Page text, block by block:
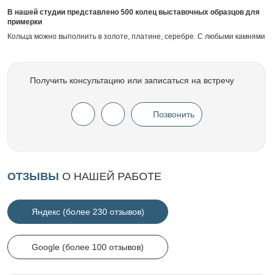
В нашей студии представлено 500 колец выставочных образцов для
примерки
Кольца можно выполнить в золоте, платине, серебре. С любыми камнями
Получить консультацию или записаться на встречу
Позвонить
ОТЗЫВЫ О НАШЕЙ РАБОТЕ
Яндекс (более 230 отзывов)
Google (более 100 отзывов)